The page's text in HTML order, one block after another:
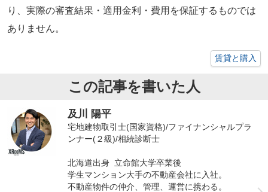
り、実際の審査結果・適用金利・費用を保証するものでは
ありません。
賃貸と購入
この記事を書いた人
及川 陽平
宅地建物取引士(国家資格)/ファイナンシャルプラ
ンナー(２級)/相続診断士
北海道出身 立命館大学卒業後
学生マンション大手の不動産会社に入社。
不動産物件の仲介、管理、運営に携わる。